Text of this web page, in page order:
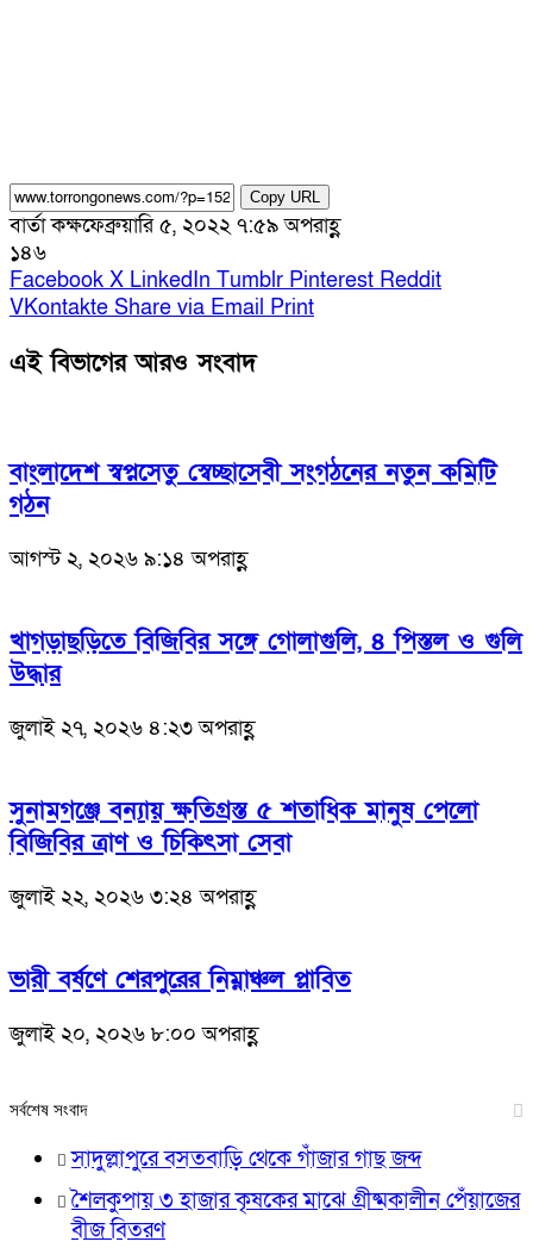
Copy URL
বার্তা কক্ষফেব্রুয়ারি ৫, ২০২২ ৭:৫৯ অপরাহ্ণ
১৪৬
Facebook X LinkedIn Tumblr Pinterest Reddit
VKontakte Share via Email Print
এই বিভাগের আরও সংবাদ
বাংলাদেশ স্বপ্নসেতু স্বেচ্ছাসেবী সংগঠনের নতুন কমিটি
গঠন
আগস্ট ২, ২০২৬ ৯:১৪ অপরাহ্ণ
খাগড়াছড়িতে বিজিবির সঙ্গে গোলাগুলি, ৪ পিস্তল ও গুলি
উদ্ধার
জুলাই ২৭, ২০২৬ ৪:২৩ অপরাহ্ণ
সুনামগঞ্জে বন্যায় ক্ষতিগ্রস্ত ৫ শতাধিক মানুষ পেলো
বিজিবির ত্রাণ ও চিকিৎসা সেবা
জুলাই ২২, ২০২৬ ৩:২৪ অপরাহ্ণ
ভারী বর্ষণে শেরপুরের নিম্নাঞ্চল প্লাবিত
জুলাই ২০, ২০২৬ ৮:০০ অপরাহ্ণ
সর্বশেষ সংবাদ
সাদুল্লাপুরে বসতবাড়ি থেকে গাঁজার গাছ জব্দ
শৈলকুপায় ৩ হাজার কৃষকের মাঝে গ্রীষ্মকালীন পেঁয়াজের
বীজ বিতরণ